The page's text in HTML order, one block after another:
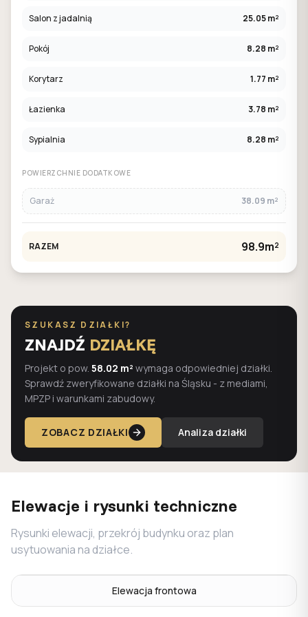
Salon z jadalnią 25.05 m²
Pokój 8.28 m²
Korytarz 1.77 m²
Łazienka 3.78 m²
Sypialnia 8.28 m²
POWIERZCHNIE DODATKOWE
Garaż 38.09 m²
RAZEM 98.9m²
SZUKASZ DZIAŁKI?
ZNAJDŹ DZIAŁKĘ
Projekt o pow. 58.02 m² wymaga odpowiedniej działki.
Sprawdź zweryfikowane działki na Śląsku - z mediami,
MPZP i warunkami zabudowy.
ZOBACZ DZIAŁKI Analiza działki
Elewacje i rysunki techniczne
Rysunki elewacji, przekrój budynku oraz plan
usytuowania na działce.
Elewacja frontowa